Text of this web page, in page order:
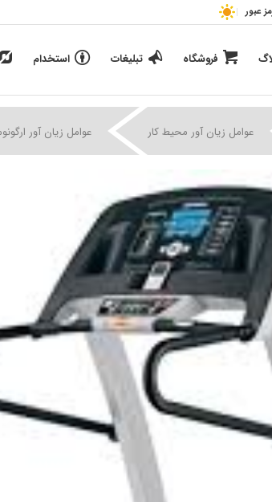
عبور
فروشگاه تبلیغات استخدام
عوامل زیان آور محیط کار عوامل زیان آور